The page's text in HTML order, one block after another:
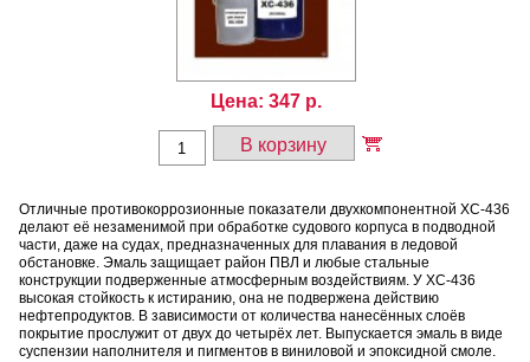
Цена: 347 р.
В корзину
Отличные противокоррозионные показатели двухкомпонентной ХС-436
делают её незаменимой при обработке судового корпуса в подводной
части, даже на судах, предназначенных для плавания в ледовой
обстановке. Эмаль защищает район ПВЛ и любые стальные
конструкции подверженные атмосферным воздействиям. У ХС-436
высокая стойкость к истиранию, она не подвержена действию
нефтепродуктов. В зависимости от количества нанесённых слоёв
покрытие прослужит от двух до четырёх лет. Выпускается эмаль в виде
суспензии наполнителя и пигментов в виниловой и эпоксидной смоле.